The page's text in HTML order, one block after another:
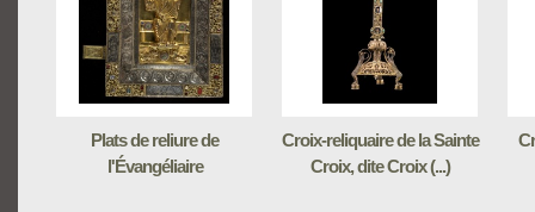
Plats de reliure de
l'Évangéliaire
Croix-reliquaire de la Sainte
Croix, dite Croix (...)